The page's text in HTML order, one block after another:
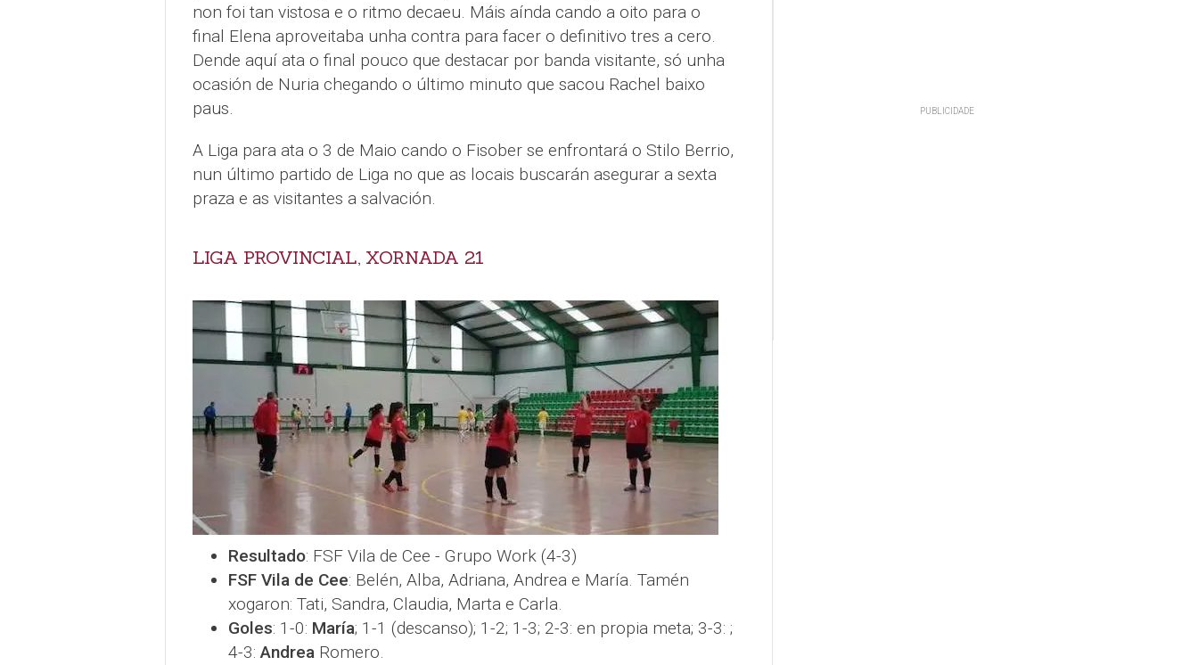
non foi tan vistosa e o ritmo decaeu. Máis aínda cando a oito para o
final Elena aproveitaba unha contra para facer o definitivo tres a cero.
Dende aquí ata o final pouco que destacar por banda visitante, só unha
ocasión de Nuria chegando o último minuto que sacou Rachel baixo
paus.
A Liga para ata o 3 de Maio cando o Fisober se enfrontará o Stilo Berrio,
nun último partido de Liga no que as locais buscarán asegurar a sexta
praza e as visitantes a salvación.
LIGA PROVINCIAL, XORNADA 21
Resultado: FSF Vila de Cee - Grupo Work (4-3)
FSF Vila de Cee: Belén, Alba, Adriana, Andrea e María. Tamén
xogaron: Tati, Sandra, Claudia, Marta e Carla.
Goles: 1-0: María; 1-1 (descanso); 1-2; 1-3; 2-3: en propia meta; 3-3: ;
4-3:AndreaRomero.